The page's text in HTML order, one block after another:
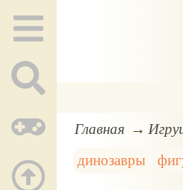
Главная
динозавры